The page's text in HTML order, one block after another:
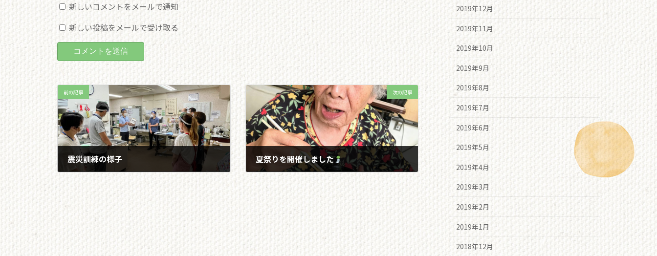
新しいコメントをメールで通知
新しい投稿をメールで受け取る
前の記事
震災訓練の様子
次の記事
夏祭りを開催しました
2022/07/23
2019年12月
2019年11月
2019年10月
2019年9月
2019年8月
2019年7月
2019年6月
2019年5月
2019年4月
2019年3月
2019年2月
2019年1月
2018年12月